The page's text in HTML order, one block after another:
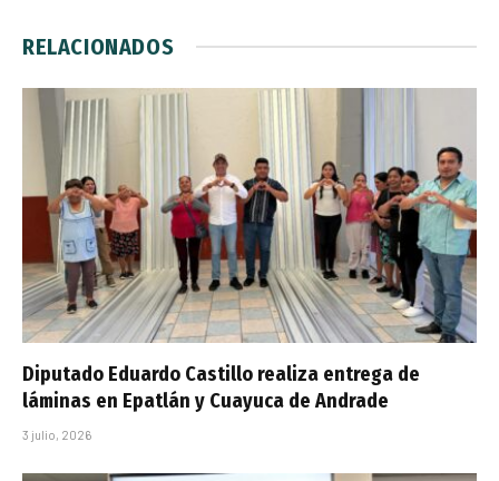
RELACIONADOS
Diputado Eduardo Castillo realiza entrega de
láminas en Epatlán y Cuayuca de Andrade
3 julio, 2026